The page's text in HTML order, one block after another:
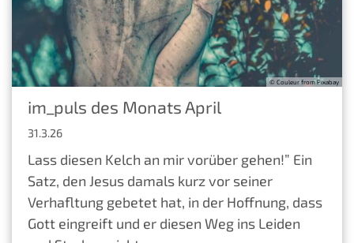
© Couleur from Pixabay
im_puls des Monats April
31.3.26
Lass diesen Kelch an mir vorüber gehen!” Ein
Satz, den Jesus damals kurz vor seiner
Verhafltung gebetet hat, in der Hoffnung, dass
Gott eingreift und er diesen Weg ins Leiden